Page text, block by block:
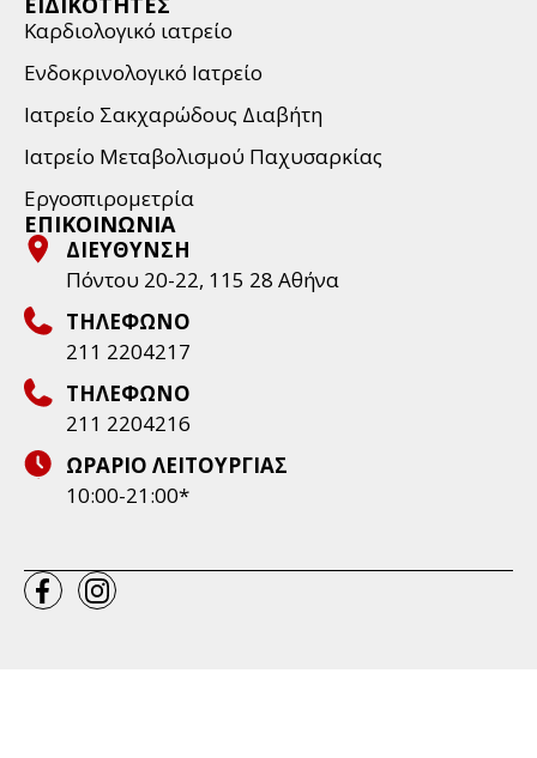
Καρδιολογικό ιατρείο
Ενδοκρινολογικό Ιατρείο
Ιατρείο Σακχαρώδους Διαβήτη
Ιατρείο Μεταβολισμού Παχυσαρκίας
Εργοσπιρομετρία
ΕΠΙΚΟΙΝΩΝΙΑ
ΔΙΕΥΘΥΝΣΗ
Πόντου 20-22, 115 28 Aθήνα
ΤΗΛΕΦΩΝΟ
211 2204217
ΤΗΛΕΦΩΝΟ
211 2204216
ΩΡΑΡΙΟ ΛΕΙΤΟΥΡΓΙΑΣ
10:00-21:00*